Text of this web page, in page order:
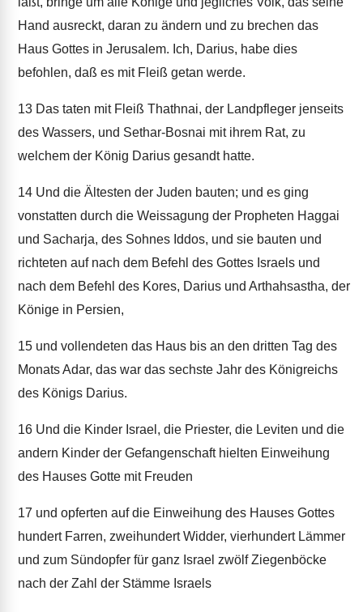
Hand ausreckt, daran zu ändern und zu brechen das
Haus Gottes in Jerusalem. Ich, Darius, habe dies
befohlen, daß es mit Fleiß getan werde.
13 Das taten mit Fleiß Thathnai, der Landpfleger jenseits
des Wassers, und Sethar-Bosnai mit ihrem Rat, zu
welchem der König Darius gesandt hatte.
14 Und die Ältesten der Juden bauten; und es ging
vonstatten durch die Weissagung der Propheten Haggai
und Sacharja, des Sohnes Iddos, und sie bauten und
richteten auf nach dem Befehl des Gottes Israels und
nach dem Befehl des Kores, Darius und Arthahsastha, der
Könige in Persien,
15 und vollendeten das Haus bis an den dritten Tag des
Monats Adar, das war das sechste Jahr des Königreichs
des Königs Darius.
16 Und die Kinder Israel, die Priester, die Leviten und die
andern Kinder der Gefangenschaft hielten Einweihung
des Hauses Gotte mit Freuden
17 und opferten auf die Einweihung des Hauses Gottes
hundert Farren, zweihundert Widder, vierhundert Lämmer
und zum Sündopfer für ganz Israel zwölf Ziegenböcke
nach der Zahl der Stämme Israels